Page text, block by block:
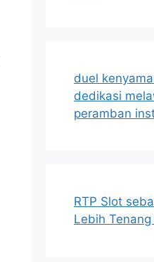
duel
dedikasi
peramban
RTP Slot
Lebih